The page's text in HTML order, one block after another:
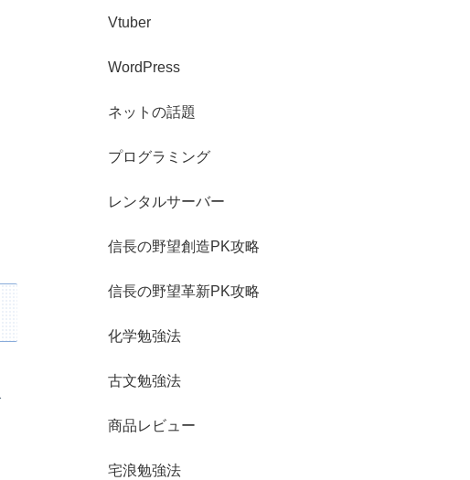
Vtuber
WordPress
ネットの話題
プログラミング
レンタルサーバー
信長の野望創造PK攻略
信長の野望革新PK攻略
化学勉強法
古文勉強法
商品レビュー
宅浪勉強法